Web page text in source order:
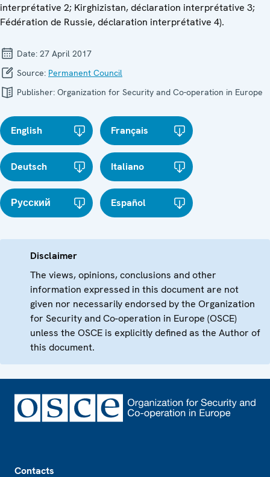
interprétative 2; Kirghizistan, déclaration interprétative 3;
Fédération de Russie, déclaration interprétative 4).
Date: 27 April 2017
Source: Permanent Council
Publisher: Organization for Security and Co-operation in Europe
English Français
Deutsch Italiano
Русский Español
Disclaimer
The views, opinions, conclusions and other
information expressed in this document are not
given nor necessarily endorsed by the Organization
for Security and Co-operation in Europe (OSCE)
unless the OSCE is explicitly defined as the Author of
this document.
Contacts